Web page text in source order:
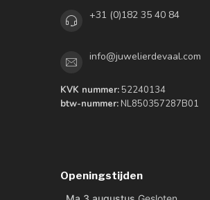
+31 (0)182 35 40 84
info@juwelierdevaal.com
KVK nummer: 52240134
btw-nummer: NL850357287B01
Openingstijden